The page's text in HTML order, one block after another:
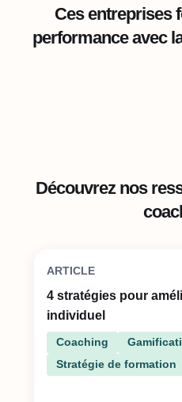
Ces entreprises
performance avec
Découvrez nos
ARTICLE
4 stratégies pour
individuel
Coaching
Stratégie de formation